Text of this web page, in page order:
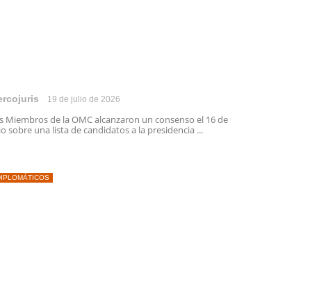
19 de julio de 2026
Miembros de la OMC alcanzaron un consenso el 16 de
sobre una lista de candidatos a la presidencia ...